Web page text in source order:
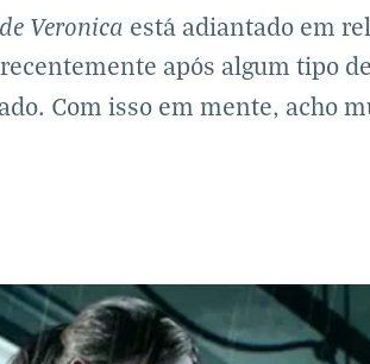
Veronica está adiantado em
após algum tipo
Com isso em mente, acho